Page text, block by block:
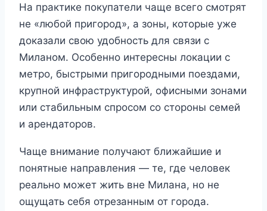
На практике покупатели чаще всего смотрят
не «любой пригород», а зоны, которые уже
доказали свою удобность для связи с
Миланом. Особенно интересны локации с
метро, быстрыми пригородными поездами,
крупной инфраструктурой, офисными зонами
или стабильным спросом со стороны семей
и арендаторов.
Чаще внимание получают ближайшие и
понятные направления — те, где человек
реально может жить вне Милана, но не
ощущать себя отрезанным от города.